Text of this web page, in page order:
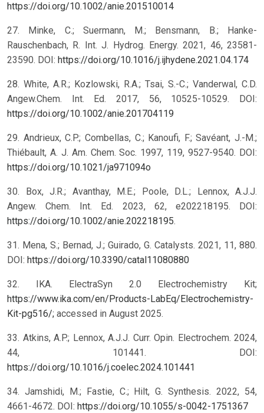
https://doi.org/10.1002/anie.201510014
27. Minke, C.; Suermann, M.; Bensmann, B.; Hanke-
Rauschenbach, R. Int. J. Hydrog. Energy. 2021, 46, 23581-
23590. DOI: https://doi.org/10.1016/j.ijhydene.2021.04.174
28. White, A.R.; Kozlowski, R.A.; Tsai, S.-C.; Vanderwal, C.D.
Angew.Chem. Int. Ed. 2017, 56, 10525-10529. DOI:
https://doi.org/10.1002/anie.201704119
29. Andrieux, C.P.; Combellas, C.; Kanoufi, F.; Savéant, J.-M.;
Thiébault, A. J. Am. Chem. Soc. 1997, 119, 9527-9540. DOI:
https://doi.org/10.1021/ja971094o
30. Box, J.R.; Avanthay, M.E.; Poole, D.L.; Lennox, A.J.J.
Angew. Chem. Int. Ed. 2023, 62, e202218195. DOI:
https://doi.org/10.1002/anie.202218195.
31. Mena, S.; Bernad, J.; Guirado, G. Catalysts. 2021, 11, 880.
DOI: https://doi.org/10.3390/catal11080880
32. IKA. ElectraSyn 2.0 Electrochemistry Kit;
https://www.ika.com/en/Products-LabEq/Electrochemistry-
Kit-pg516/; accessed in August 2025.
33. Atkins, A.P.; Lennox, A.J.J. Curr. Opin. Electrochem. 2024,
44, 101441. DOI:
https://doi.org/10.1016/j.coelec.2024.101441
34. Jamshidi, M.; Fastie, C.; Hilt, G. Synthesis. 2022, 54,
4661-4672. DOI: https://doi.org/10.1055/s-0042-1751367